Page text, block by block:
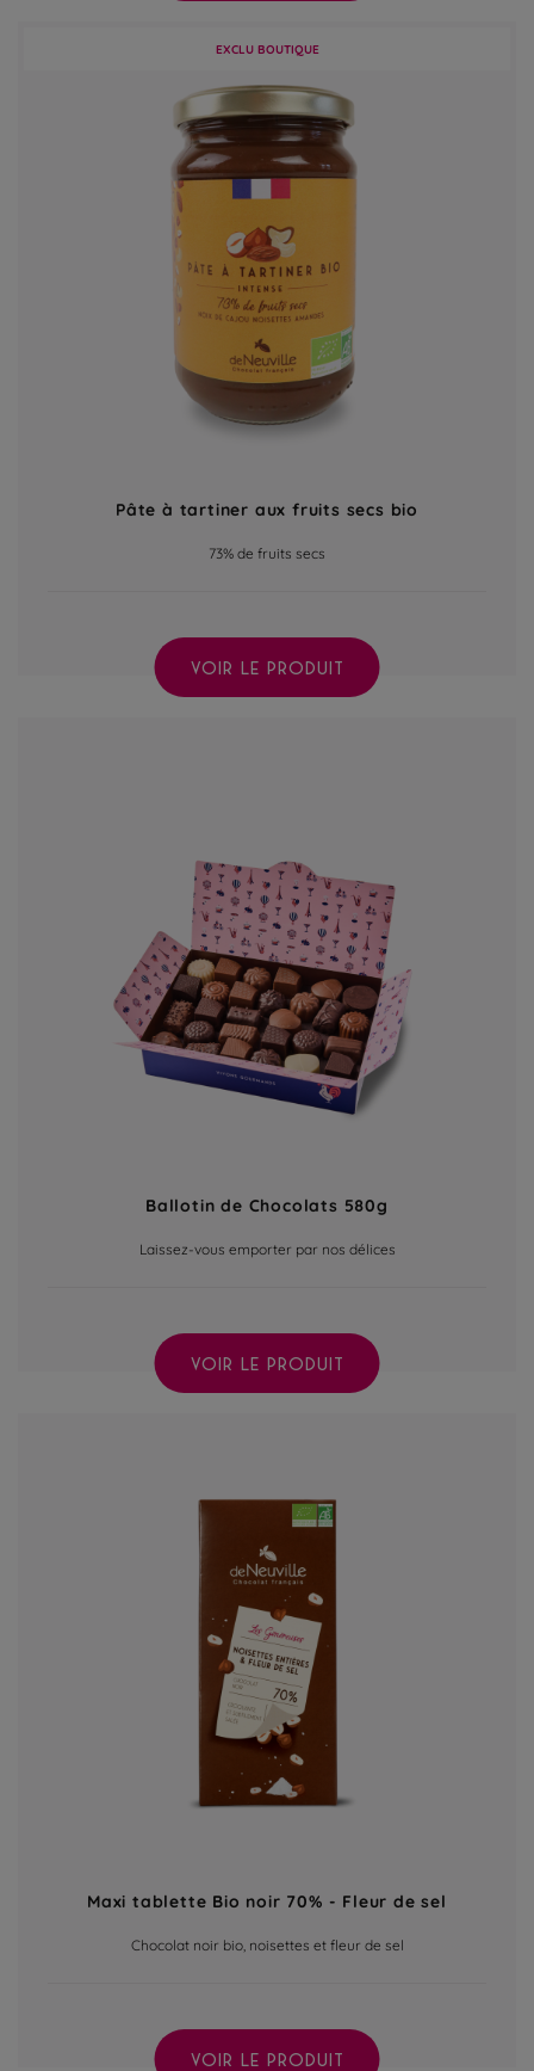
EXCLU BOUTIQUE
Pâte à tartiner aux fruits secs bio
73% de fruits secs
VOIR LE PRODUIT
Ballotin de Chocolats 580g
Laissez-vous emporter par nos délices
VOIR LE PRODUIT
Maxi tablette Bio noir 70% - Fleur de sel
Chocolat noir bio, noisettes et fleur de sel
VOIR LE PRODUIT